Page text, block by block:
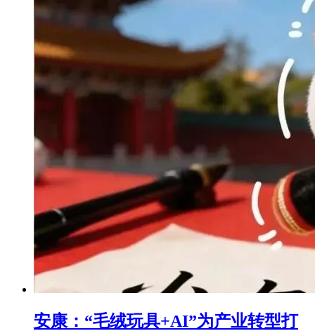
安康：“毛绒玩具+AI”为产业转型打